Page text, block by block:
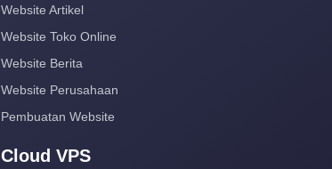
Website Artikel
Website Toko Online
Website Berita
Website Perusahaan
Pembuatan Website
Cloud VPS